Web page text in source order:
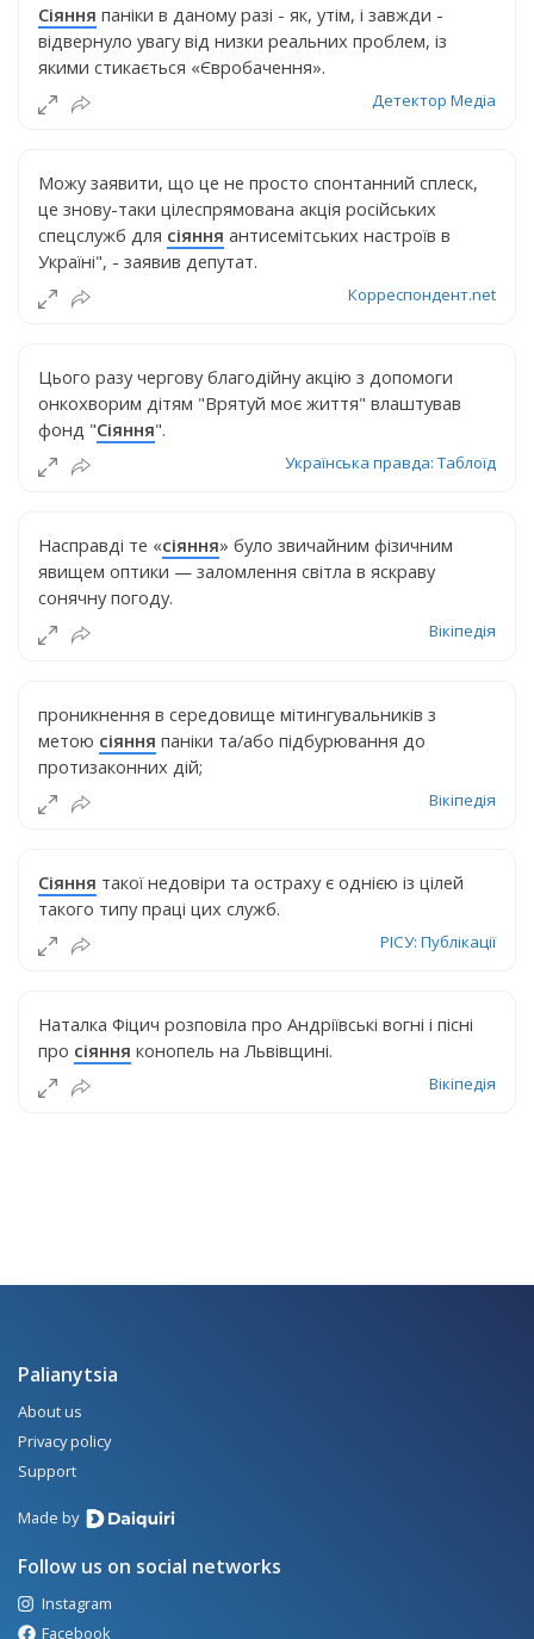
Сіяння паніки в даному разі - як, утім, і завжди -
відвернуло увагу від низки реальних проблем, із
якими стикається «Євробачення».
Детектор Медіа
Можу заявити, що це не просто спонтанний сплеск,
це знову-таки цілеспрямована акція російських
спецслужб для сіяння антисемітських настроїв в
Україні", - заявив депутат.
Корреспондент.net
Цього разу чергову благодійну акцію з допомоги
онкохворим дітям "Врятуй моє життя" влаштував
фонд "Сіяння".
Українська правда: Таблоїд
Насправді те «сіяння» було звичайним фізичним
явищем оптики — заломлення світла в яскраву
сонячну погоду.
Вікіпедія
проникнення в середовище мітингувальників з
метою сіяння паніки та/або підбурювання до
протизаконних дій;
Вікіпедія
Сіяння такої недовіри та остраху є однією із цілей
такого типу праці цих служб.
РІСУ: Публікації
Наталка Фіцич розповіла про Андріївські вогні і пісні
про сіяння конопель на Львівщині.
Вікіпедія
Palianytsia
About us
Privacy policy
Support
Made by
Follow us on social networks
Instagram
Facebook